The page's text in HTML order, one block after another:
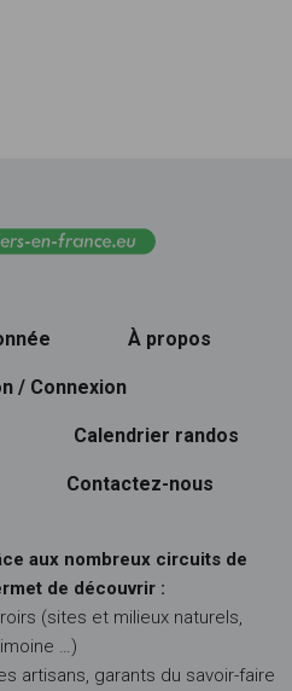
À propos
/ Connexion
Calendrier randos
Contactez-nous
aux nombreux circuits de
de découvrir :
(sites et milieux naturels,
…)
artisans, garants du savoir-faire